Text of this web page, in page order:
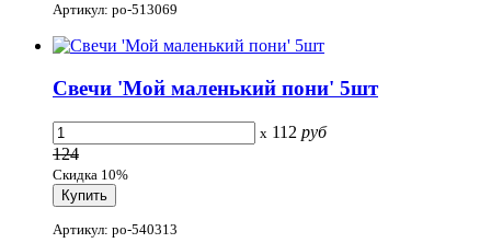
Артикул: po-513069
Свечи 'Мой маленький пони' 5шт
x 112 руб
124
Скидка 10%
Артикул: po-540313